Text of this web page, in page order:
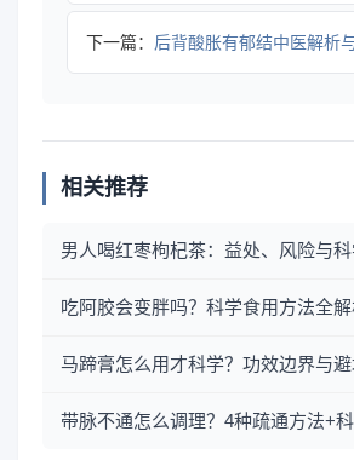
下一篇： 后背酸胀有郁结中医解析
相关推荐
男人喝红枣枸杞茶：益处、风险与
吃阿胶会变胖吗？科学食用方法全
马蹄膏怎么用才科学？功效边界与
带脉不通怎么调理？4种疏通方法+